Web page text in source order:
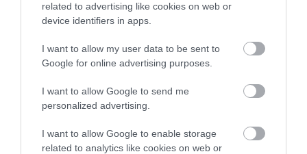
related to advertising like cookies on web or
device identifiers in apps.
I want to allow my user data to be sent to
Google for online advertising purposes.
I want to allow Google to send me
personalized advertising.
I want to allow Google to enable storage
related to analytics like cookies on web or
One Teaspoon And All The Worms In The Body
396 58 139
6 h 27 min